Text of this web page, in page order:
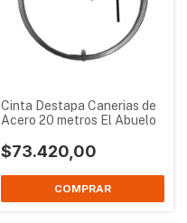
Cinta Destapa Canerias de
Acero 20 metros El Abuelo
$73.420,00